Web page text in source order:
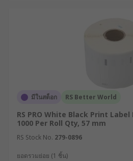
ป้ายเตือน "ระวังแตก", "ห้าม
ทั่วไปในโรงงาน เช่น 'Push
สติ๊กเกอร์ม้วนปะห
ประเภท ?
สติ๊กเกอร์ม้วนปะหน้ามีหลายประเภ
ออกแบบมาให้เหมาะกับงานเฉพาะท
มีในสต็อก RS Better World
RS PRO White Black Print
1000 Per Roll Qty, 57 mm
RS Stock No. 279-0896
ยอดรวมย่อย (1 ชิ้น)